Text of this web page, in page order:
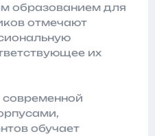
образованием для
отмечают
их
современной
обучает